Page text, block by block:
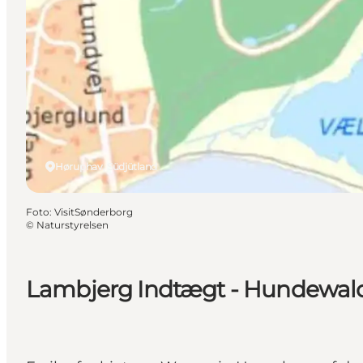
Lambjerg Indtægt -
Høruphav, Südjütland
Foto: VisitSønderborg
© Naturstyrelsen